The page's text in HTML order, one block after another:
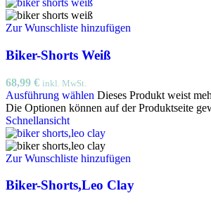
Zur Wunschliste hinzufügen
Biker-Shorts Weiß
68,99 € inkl. MwSt.
Ausführung wählen Dieses Produkt weist
Die Optionen können auf der Produktseite
Schnellansicht
Zur Wunschliste hinzufügen
Biker-Shorts,Leo Clay